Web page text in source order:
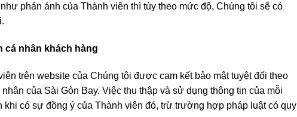
phản ánh của Thành viên thì tùy theo mức độ, Chúng tôi sẽ có
cá nhân khách hàng
trên website của Chúng tôi được cam kết bảo mật tuyệt đối theo
của Sài Gòn Bay. Việc thu thập và sử dụng thông tin của mỗi
có sự đồng ý của Thành viên đó, trừ trường hợp pháp luật có quy